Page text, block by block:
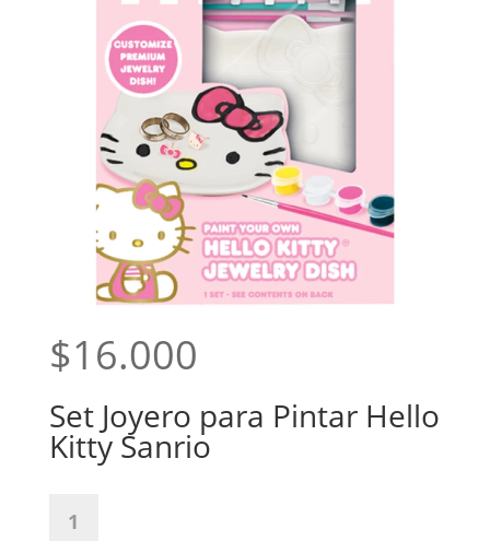
$16.000
Set Joyero para Pintar Hello
Kitty Sanrio
Joyero